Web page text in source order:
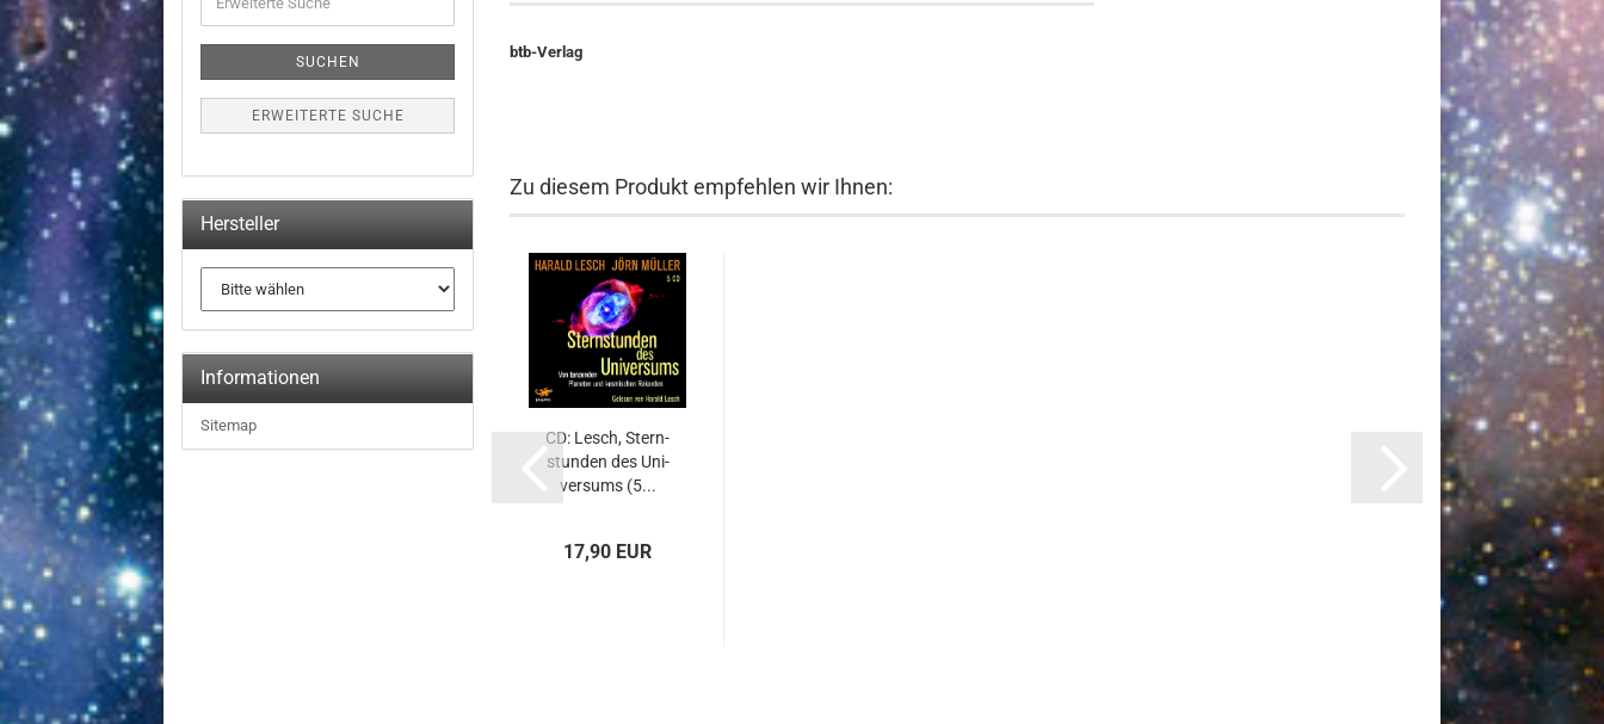
btb-Verlag
Zu diesem Produkt empfehlen wir Ihnen:
CD: Lesch, Stern­
stun­den des Uni­
ver­sums (5...
17,90 EUR
Suche
SUCHEN
ERWEITERTE SUCHE
Hersteller
Informationen
Sitemap